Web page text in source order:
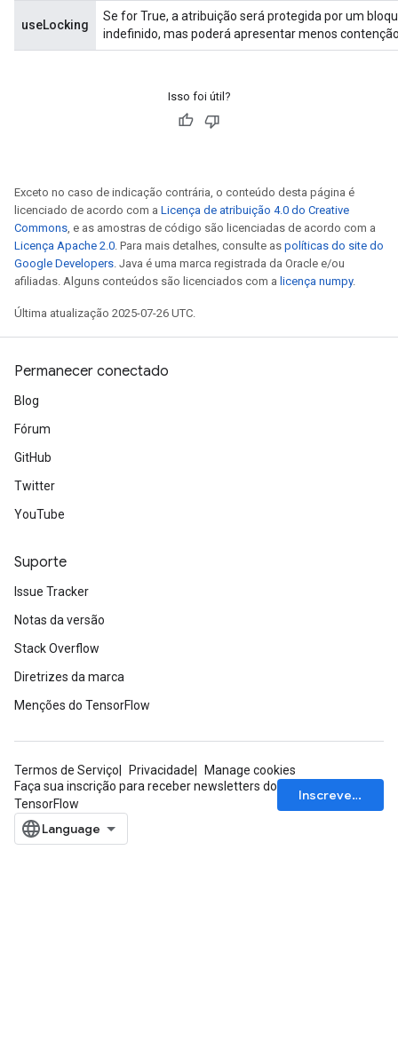
useLocking
Se for True, a atribuição será protegida por um
indefinido, mas poderá apresentar menos
Isso foi útil?
Exceto no caso de indicação contrária, o conteúdo desta página é
licenciado de acordo com a Licença de atribuição 4.0 do Creative
Commons, e as amostras de código são licenciadas de acordo com a
Licença Apache 2.0. Para mais detalhes, consulte as políticas do site do
Google Developers. Java é uma marca registrada da Oracle e/ou
afiliadas. Alguns conteúdos são licenciados com a licença numpy.
Última atualização 2025-07-26 UTC.
Permanecer conectado
Blog
Fórum
GitHub
Twitter
YouTube
Suporte
Issue Tracker
Notas da versão
Stack Overflow
Diretrizes da marca
Menções do TensorFlow
Termos de Serviço Privacidade
Manage cookies
Faça sua inscrição para receber newsletters do
TensorFlow
Inscrever-se